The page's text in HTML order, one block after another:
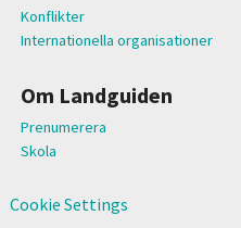
Konflikter
Internationella organisationer
Om Landguiden
Prenumerera
Skola
Cookie Settings